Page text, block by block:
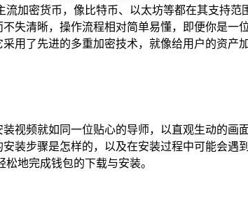
加密货币，像比特币、以太坊等都在其支持范
失清晰，操作流程相对简单易懂，即便你是一
用了先进的多重加密技术，就像给用户的资产
视频就如同一位贴心的导师，以直观生动的画
装步骤是怎样的，以及在安装过程中可能会遇
地完成钱包的下载与安装。